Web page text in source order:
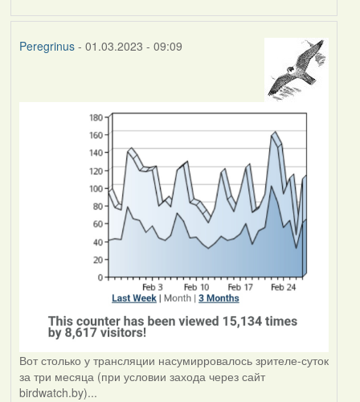
Peregrinus- 01.03.2023 - 09:09
Вот столько у трансляции насумирровалось зрителе-суток
за три месяца (при условии захода через сайт
birdwatch.by)...